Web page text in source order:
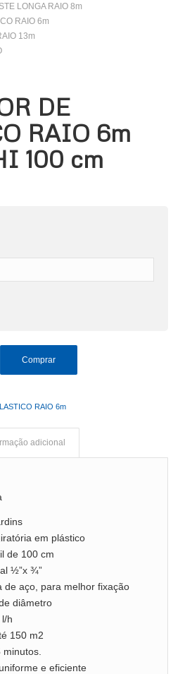
LONGA RAIO 8m
RAIO 6m
13m
DE
RAIO 6m
100 cm
Comprar
RAIO 6m
adicional
em plástico
de 100 cm
½”x ¾”
de aço, para melhor fixação
diâmetro
h
150 m2
e eficiente